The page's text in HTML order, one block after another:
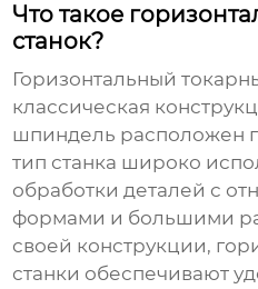
Что такое
станок?
Горизонтальный
классическая
шпиндель расположен
тип станка широко
обработки деталей с
формами и большими
своей конструкции,
станки обеспечивают